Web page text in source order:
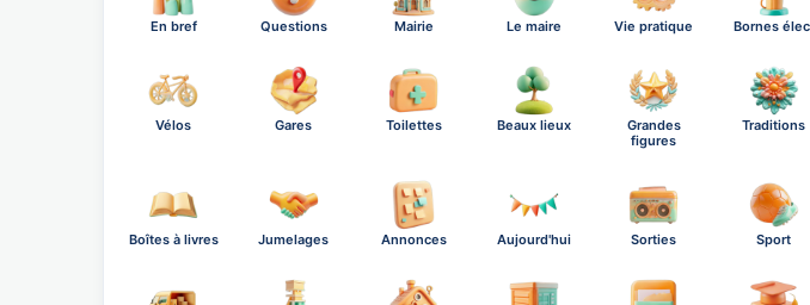
En bref Questions Mairie Le maire Vie pratique Bornes
Vélos Gares Toilettes Beaux lieux
Grandes
figures
Traditions
Boîtes à livres Jumelages Annonces Aujourd'hui Sorties Sport